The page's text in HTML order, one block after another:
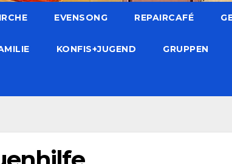
EVENSONG REPAIRCAFÉ
KONFIS+JUGEND GRUPPEN